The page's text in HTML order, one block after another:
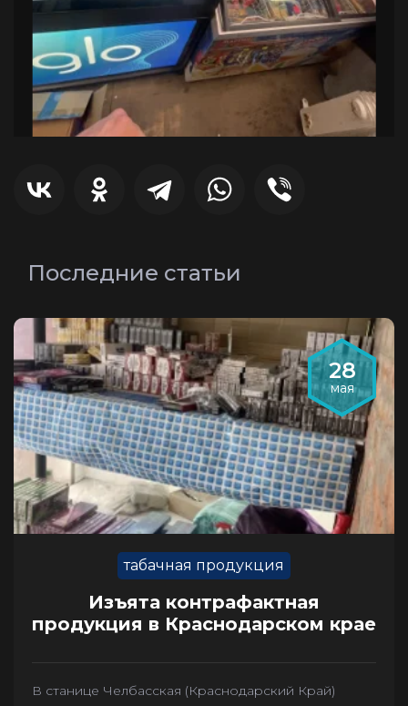
Последние статьи
28
мая
табачная продукция
Изъята контрафактная
продукция в Краснодарском крае
В станице Челбасская (Краснодарский Край)